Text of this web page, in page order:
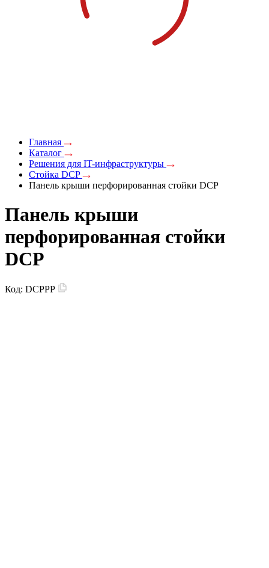
Главная
Каталог
Решения для IT-инфраструктуры
Стойка DCP
Панель крыши перфорированная стойки DCP
Панель крыши
перфорированная стойки
DCP
Код: DCPPP